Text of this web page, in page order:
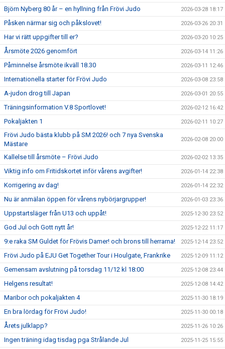
Björn Nyberg 80 år – en hyllning från Frövi Judo 2026-03-28 18:17
Påsken närmar sig och påkslovet! 2026-03-26 20:31
Har vi rätt uppgifter till er? 2026-03-20 10:25
Årsmöte 2026 genomfört 2026-03-14 11:26
Påminnelse årsmöte ikväll 18.30 2026-03-11 12:46
Internationella starter för Frövi Judo 2026-03-08 23:58
A-judon drog till Japan 2026-03-01 20:55
Träningsinformation V.8 Sportlovet! 2026-02-12 16:42
Pokaljakten 1 2026-02-11 10:27
Frövi Judo bästa klubb på SM 2026! och 7 nya Svenska
Mästare
2026-02-08 20:00
Kallelse till årsmöte – Frövi Judo 2026-02-02 13:35
Viktig info om Fritidskortet inför vårens avgifter! 2026-01-14 22:38
Korrigering av dag! 2026-01-14 22:32
Nu är anmälan öppen för vårens nybörjargrupper! 2026-01-03 23:36
Uppstartsläger från U13 och uppåt! 2025-12-30 23:52
God Jul och Gott nytt år! 2025-12-22 11:17
9:e raka SM Guldet för Frövis Damer! och brons till herrarna! 2025-12-14 23:52
Frövi Judo på EJU Get Together Tour i Houlgate, Frankrike 2025-12-09 11:12
Gemensam avslutning på torsdag 11/12 kl 18:00 2025-12-08 23:44
Helgens resultat! 2025-12-08 14:42
Maribor och pokaljakten 4 2025-11-30 18:19
En bra lördag för Frövi Judo! 2025-11-30 00:18
Årets julklapp? 2025-11-26 10:26
Ingen träning idag tisdag pga Strålande Jul 2025-11-25 15:55